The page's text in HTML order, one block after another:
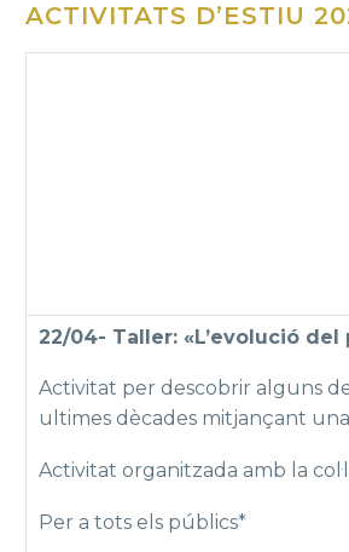
ACTIVITATS D’ESTIU
22/04- Taller: «L’evolució del
Activitat per descobrir alguns
ultimes dècades mitjançant
Activitat organitzada amb la
Per a tots els públics*